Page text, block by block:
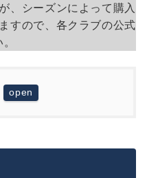
、シーズンによって購入
すので、各クラブの公式
ト購入！